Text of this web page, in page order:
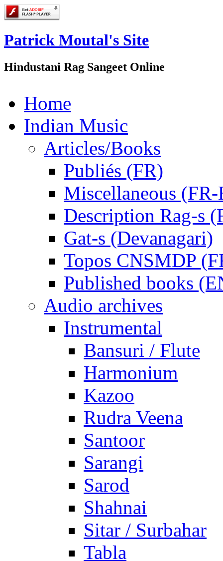
Patrick Moutal's Site
Hindustani Rag Sangeet Online
Home
Indian Music
Articles/Books
Publiés (FR)
Miscellaneous
Description Rag-s
Gat-s (Devanagari)
Topos CNSMDP
Published books
Audio archives
Instrumental
Bansuri / Flute
Harmonium
Kazoo
Rudra Veena
Santoor
Sarangi
Sarod
Shahnai
Sitar / Surbahar
Tabla